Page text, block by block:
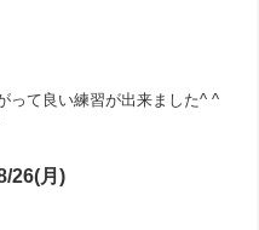
って良い練習が出来ました^ ^
26(月)